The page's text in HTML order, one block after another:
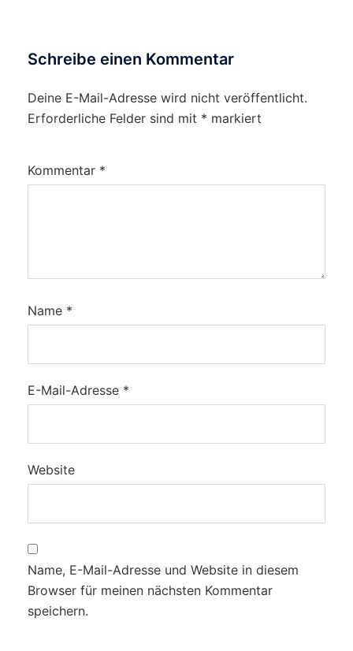
Schreibe einen Kommentar
Deine E-Mail-Adresse wird nicht veröffentlicht.
Erforderliche Felder sind mit * markiert
Kommentar *
Name *
E-Mail-Adresse *
Website
Name, E-Mail-Adresse und Website in diesem
Browser für meinen nächsten Kommentar
speichern.